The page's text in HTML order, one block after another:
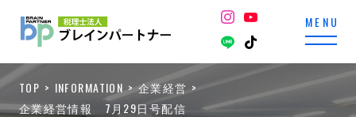
TOP INFORMATION
企業経営
企業経営情報 7月29日号配信